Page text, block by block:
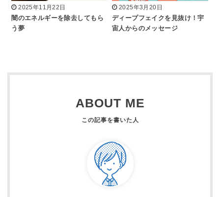
2025年11月22日
闇のエネルギーを除去してもら
う夢
2025年3月20日
ディープフェイクを見抜け！宇
宙人からのメッセージ
ABOUT ME